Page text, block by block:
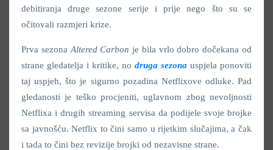
debitiranja druge sezone serije i prije nego što su se
očitovali razmjeri krize.
Prva sezona Altered Carbon je bila vrlo dobro dočekana od
strane gledatelja i kritike, no druga sezona uspjela ponoviti
taj uspjeh, što je sigurno pozadina Netflixove odluke. Pad
gledanosti je teško procjeniti, uglavnom zbog nevoljnosti
Netflixa i drugih streaming servisa da podijele svoje brojke
sa javnošću. Netflix to čini samo u rijetkim slučajima, a čak
i tada to čini bez revizije brojki od nezavisne strane.